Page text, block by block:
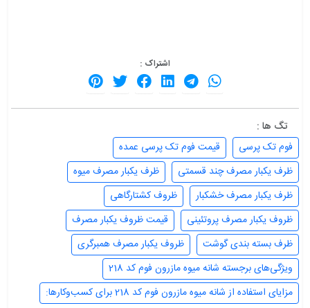
اشتراک :
تگ ها :
فوم تک پرسی
قیمت فوم تک پرسی عمده
ظرف یکبار مصرف چند قسمتی
ظرف یکبار مصرف میوه
ظرف یکبار مصرف خشکبار
ظروف کشتارگاهی
ظروف یکبار مصرف پروتئینی
قیمت ظروف یکبار مصرف
ظرف بسته بندی گوشت
ظروف یکبار مصرف همبرگری
ویژگی‌های برجسته شانه میوه مازرون فوم کد 218
مزایای استفاده از شانه میوه مازرون فوم کد 218 برای کسب‌وکارها: